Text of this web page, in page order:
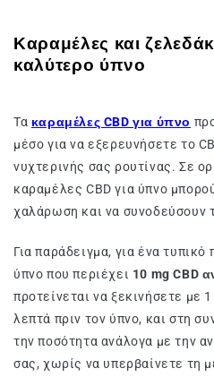
Καραμέλες και
καλύτερο ύπνο
Τα καραμέλες CBD για ύπνο
μέσο για να εξερευνήσετε το
νυχτερινής σας ρουτίνας. Σε
καραμέλες CBD για ύπνο
χαλάρωση και να συνοδεύσουν
Για παράδειγμα, για ένα
ύπνο που περιέχει 10 mg CBD
προτείνεται να ξεκινήσετε με
λεπτά πριν τον ύπνο, και στη
την ποσότητα ανάλογα με την
σας, χωρίς να υπερβαίνετε τη